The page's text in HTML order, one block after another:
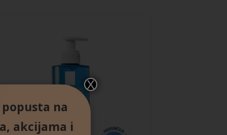
na
akcijama i
X